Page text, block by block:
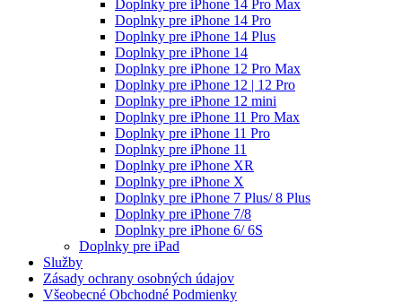
Doplnky pre iPhone 14 Pro Max
Doplnky pre iPhone 14 Pro
Doplnky pre iPhone 14 Plus
Doplnky pre iPhone 14
Doplnky pre iPhone 12 Pro Max
Doplnky pre iPhone 12 | 12 Pro
Doplnky pre iPhone 12 mini
Doplnky pre iPhone 11 Pro Max
Doplnky pre iPhone 11 Pro
Doplnky pre iPhone 11
Doplnky pre iPhone XR
Doplnky pre iPhone X
Doplnky pre iPhone 7 Plus/ 8 Plus
Doplnky pre iPhone 7/8
Doplnky pre iPhone 6/ 6S
Doplnky pre iPad
Služby
Zásady ochrany osobných údajov
Všeobecné Obchodné Podmienky